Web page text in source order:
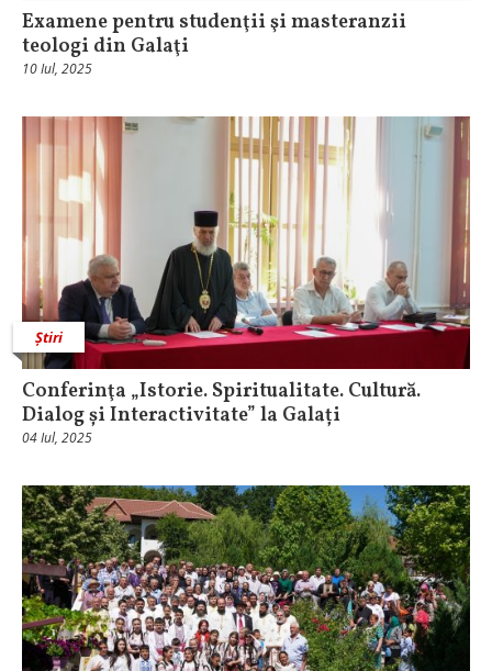
Examene pentru studenţii şi masteranzii
teologi din Galaţi
10 Iul, 2025
Știri
Conferinţa „Istorie. Spiritualitate. Cultură.
Dialog și Interactivitate” la Galați
04 Iul, 2025